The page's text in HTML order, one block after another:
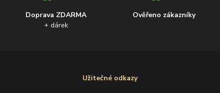
Doprava ZDARMA
+ dárek
Ověřeno zákazníky
Užitečné odkazy